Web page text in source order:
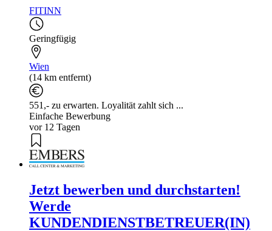
FITINN
Geringfügig
Wien
(14 km entfernt)
551,- zu erwarten. Loyalität zahlt sich ...
Einfache Bewerbung
vor 12 Tagen
Jetzt bewerben und durchstarten!
Werde
KUNDENDIENSTBETREUER(IN)